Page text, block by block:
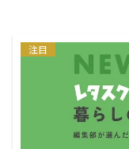
注目